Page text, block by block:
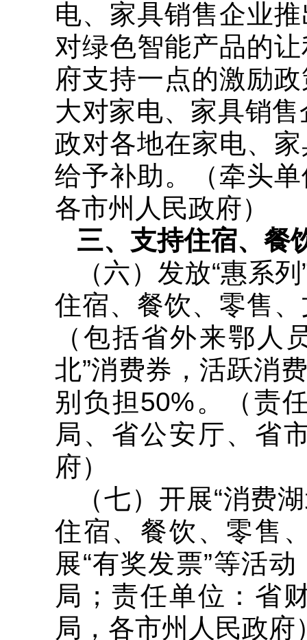
电、家具销售企业
对绿色智能产品的
府支持一点的激励
大对家电、家具销
政对各地在家电、
给予补助。（牵头
各市州人民政府）
三、支持住宿、餐
（六）发放“惠系
住宿、餐饮、零售
（包括省外来鄂人
北”消费券，活跃消
别负担50%。（责
局、省公安厅、省
府）
（七）开展“消费
住宿、餐饮、零售
展“有奖发票”等活
局；责任单位：省
局，各市州人民政府